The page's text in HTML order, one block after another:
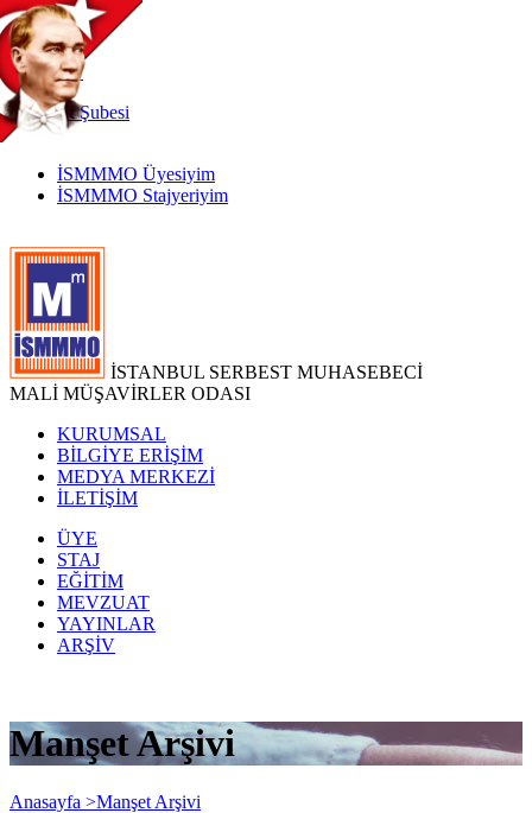
TR
|
EN
İnternetŞubesi
İSMMMO Üyesiyim
İSMMMO Stajyeriyim
İSTANBUL SERBEST MUHASEBECİ
MALİ MÜŞAVİRLER ODASI
KURUMSAL
BİLGİYE ERİŞİM
MEDYA MERKEZİ
İLETİŞİM
ÜYE
STAJ
EĞİTİM
MEVZUAT
YAYINLAR
ARŞİV
Manşet Arşivi
Anasayfa >Manşet Arşivi